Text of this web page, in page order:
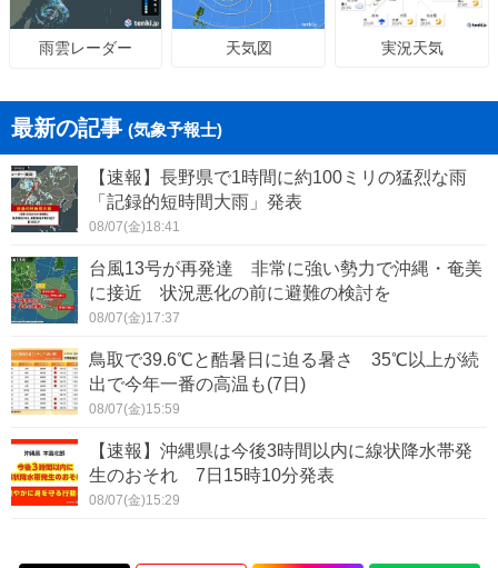
雨雲レーダー 天気図 実況天気
最新の記事 (気象予報士)
【速報】長野県で1時間に約100ミリの猛烈な雨
「記録的短時間大雨」発表
08/07(金)18:41
台風13号が再発達 非常に強い勢力で沖縄・奄美
に接近 状況悪化の前に避難の検討を
08/07(金)17:37
鳥取で39.6℃と酷暑日に迫る暑さ 35℃以上が続
出で今年一番の高温も(7日)
08/07(金)15:59
【速報】沖縄県は今後3時間以内に線状降水帯発
生のおそれ 7日15時10分発表
08/07(金)15:29